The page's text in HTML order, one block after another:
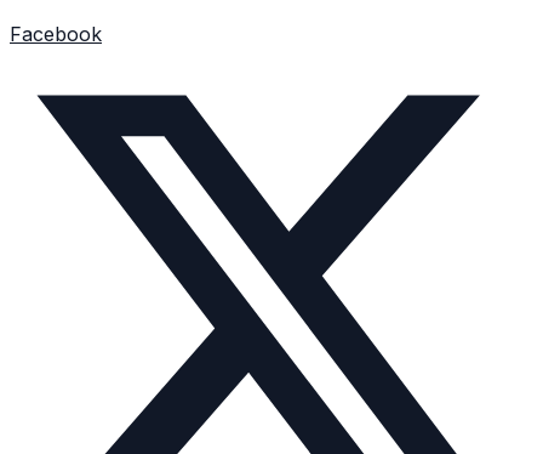
Facebook